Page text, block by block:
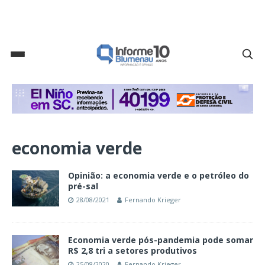
economia verde
Opinião: a economia verde e o petróleo do
pré-sal
28/08/2021 Fernando Krieger
Economia verde pós-pandemia pode somar
R$ 2,8 tri a setores produtivos